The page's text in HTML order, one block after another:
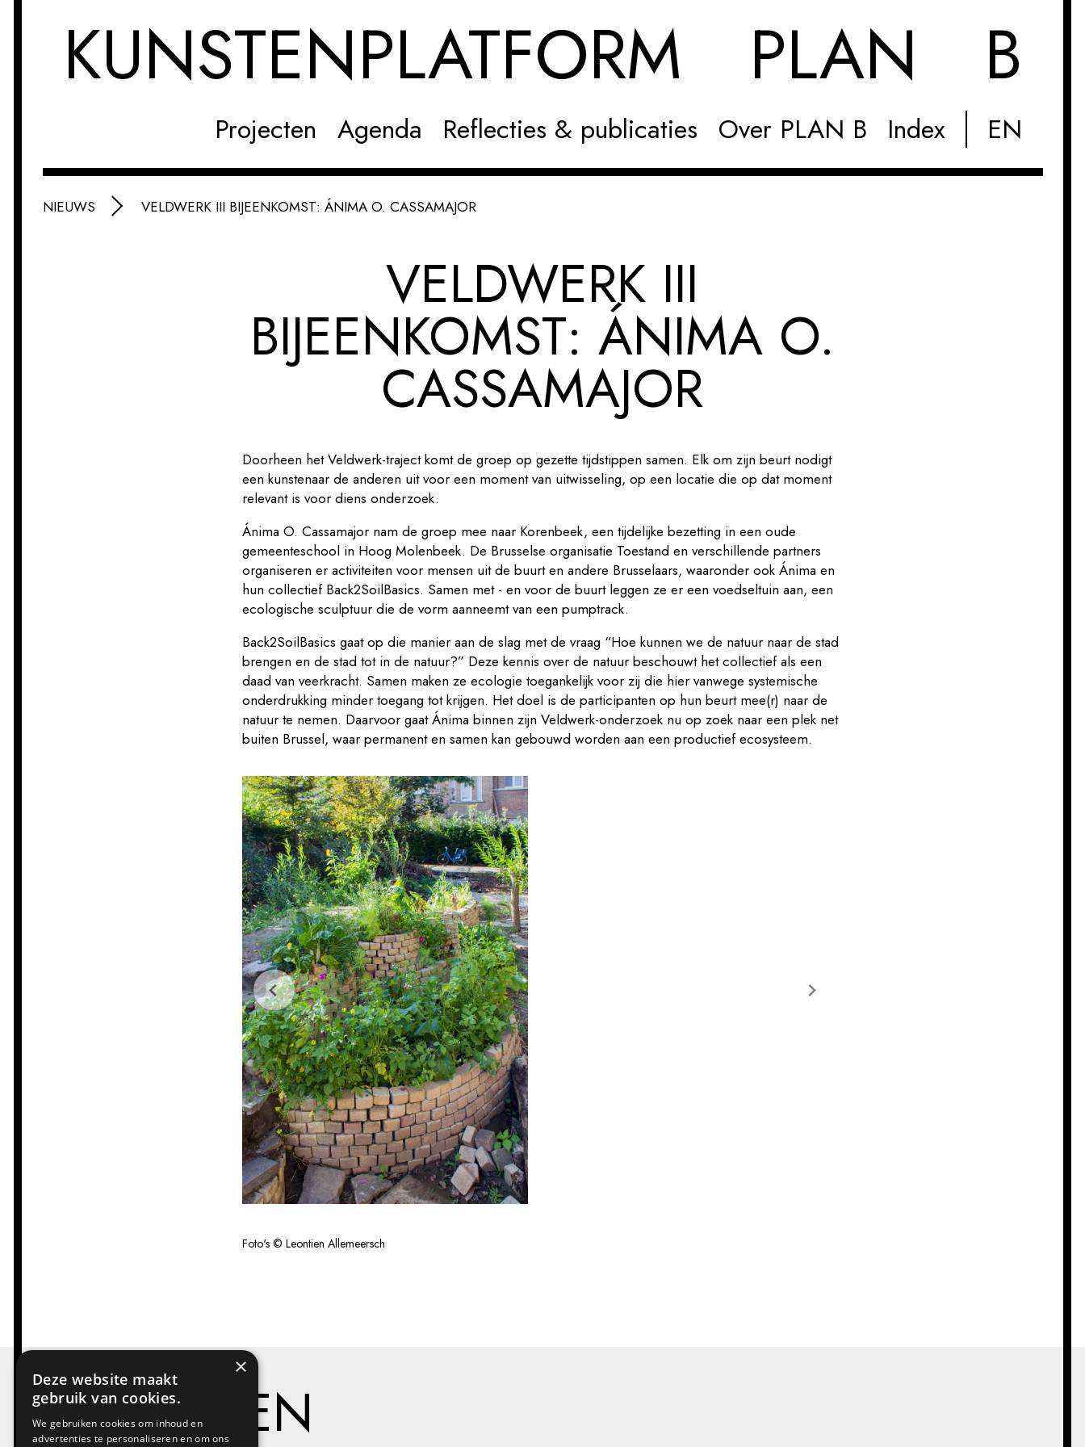
KUNSTENPLATFORM PLAN B
Projecten Agenda Reflecties & publicaties Over PLAN B Index EN
NIEUWS VELDWERK III BIJEENKOMST: ÁNIMA O. CASSAMAJOR
VELDWERK III
BIJEENKOMST: ÁNIMA O.
CASSAMAJOR
Doorheen het Veldwerk-traject komt de groep op gezette tijdstippen samen. Elk om zijn beurt nodigt
een kunstenaar de anderen uit voor een moment van uitwisseling, op een locatie die op dat moment
relevant is voor diens onderzoek.
Ánima O. Cassamajor nam de groep mee naar Korenbeek, een tijdelijke bezetting in een oude
gemeenteschool in Hoog Molenbeek. De Brusselse organisatie Toestand en verschillende partners
organiseren er activiteiten voor mensen uit de buurt en andere Brusselaars, waaronder ook Ánima en
hun collectief Back2SoilBasics. Samen met - en voor de buurt leggen ze er een voedseltuin aan, een
ecologische sculptuur die de vorm aanneemt van een pumptrack.
Back2SoilBasics gaat op die manier aan de slag met de vraag “Hoe kunnen we de natuur naar de stad
brengen en de stad tot in de natuur?” Deze kennis over de natuur beschouwt het collectief als een
daad van veerkracht. Samen maken ze ecologie toegankelijk voor zij die hier vanwege systemische
onderdrukking minder toegang tot krijgen. Het doel is de participanten op hun beurt mee(r) naar de
natuur te nemen. Daarvoor gaat Ánima binnen zijn Veldwerk-onderzoek nu op zoek naar een plek net
buiten Brussel, waar permanent en samen kan gebouwd worden aan een productief ecosysteem.
Foto's © Leontien Allemeersch
PROJECTEN
×
Deze website maakt
gebruik van cookies.
We gebruiken cookies om inhoud en
advertenties te personaliseren en om ons